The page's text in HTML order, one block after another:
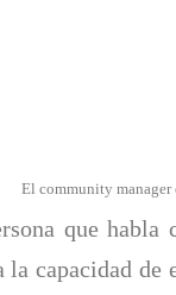
El community manager
que
la capacidad